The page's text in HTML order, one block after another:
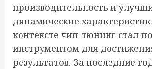
производительность и
динамические
контексте чип-тюнинг стал
инструментом для
результатов. За последние